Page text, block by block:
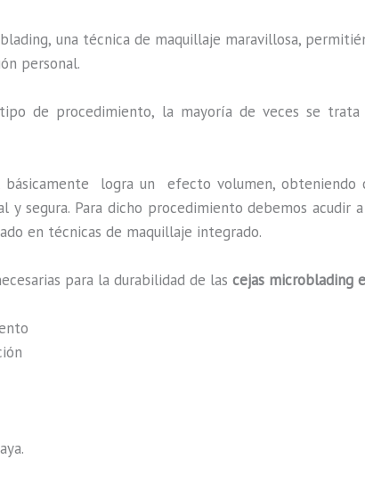
una técnica de maquillaje maravillosa,
personal.
de procedimiento, la mayoría de veces se
logra un efecto volumen, obteniendo
segura. Para dicho procedimiento debemos acudir
en técnicas de maquillaje integrado.
para la durabilidad de las cejas microblading